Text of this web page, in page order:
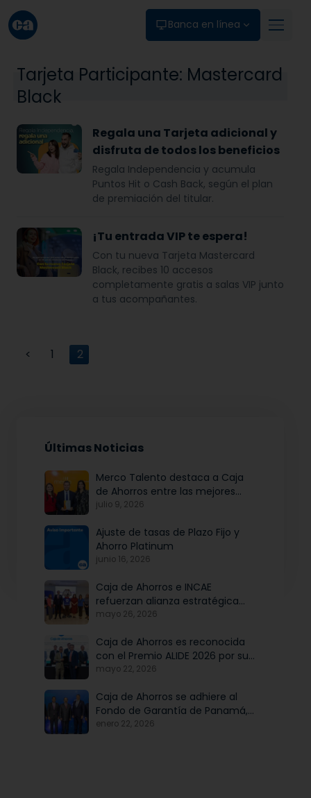
Banca en línea
Tarjeta Participante: Mastercard
Black
Regala una Tarjeta adicional y
disfruta de todos los beneficios
Regala Independencia y acumula
Puntos Hit o Cash Back, según el plan
de premiación del titular.
¡Tu entrada VIP te espera!
Con tu nueva Tarjeta Mastercard
Black, recibes 10 accesos
completamente gratis a salas VIP junto
a tus acompañantes.
< 1 2
Últimas Noticias
Merco Talento destaca a Caja
de Ahorros entre las mejores
empresas para atraer y fidelizar
julio 9, 2026
Ajuste de tasas de Plazo Fijo y
Ahorro Platinum
junio 16, 2026
Caja de Ahorros e INCAE
refuerzan alianza estratégica
para potenciar el talento y la
mayo 26, 2026
Caja de Ahorros es reconocida
con el Premio ALIDE 2026 por su
Programa de Educación
mayo 22, 2026
Caja de Ahorros se adhiere al
Fondo de Garantía de Panamá,
iniciativa articulada por Banco
enero 22, 2026